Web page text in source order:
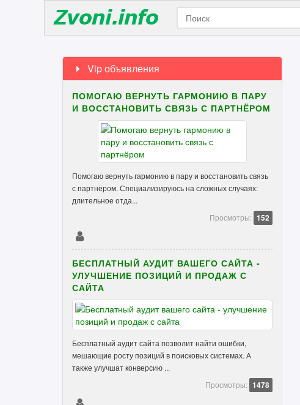
Vip объявления
ПОМОГАЮ ВЕРНУТЬ ГАРМОНИЮ В ПАРУ
И ВОССТАНОВИТЬ СВЯЗЬ С ПАРТНЁРОМ
Помогаю вернуть гармонию в пару и восстановить связь
с партнёром. Специализируюсь на сложных случаях:
длительное отда...
Просмотры: 152
БЕСПЛАТНЫЙ АУДИТ ВАШЕГО САЙТА -
УЛУЧШЕНИЕ ПОЗИЦИЙ И ПРОДАЖ С
САЙТА
Бесплатный аудит сайта позволит найти ошибки,
мешающие росту позиций в поисковых системах. А
также улучшат конверсию ...
Просмотры: 1478